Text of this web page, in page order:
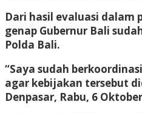
Dari hasil evaluasi dalam
genap Gubernur Bali
Polda Bali.
“Saya sudah
agar kebijakan tersebut
Denpasar, Rabu, 6